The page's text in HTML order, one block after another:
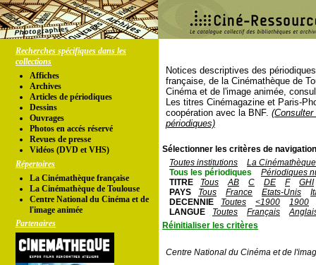
Recherches spécifiques dans les
collections
Affiches
Archives
Articles de périodiques
Dessins
Ouvrages
Photos en accés réservé
Revues de presse
Vidéos (DVD et VHS)
Répertoires
La Cinémathèque française
La Cinémathèque de Toulouse
Centre National du Cinéma et de
l'image animée
Partenaires
Notices descriptives des
française, de la Cinémathèque de
Cinéma et de l'image animée,
Les titres Cinémagazine et Paris-
coopération avec la BNF.
périodiques)
Sélectionner les critères de
Toutes institutions
La
Tous les périodiques
Périodiques
TITRE
Tous AB C DE F
GHI
PAYS
Tous France Etats-Unis
DECENNIE
Toutes <1900
1900
LANGUE
Toutes Français
Réinitialiser les critères
Centre National du Cinéma et de